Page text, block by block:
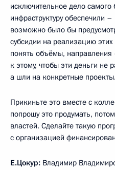
исключительное дело
инфраструктуру обеспечили
возможно было бы
субсидии на реализацию
понять объёмы,
к этому, чтобы эти деньги не
а шли на конкретные проекты.
Прикиньте это вместе с
попрошу это продумать,
властей. Сделайте такую
с организацией
Е.Цокур: Владимир